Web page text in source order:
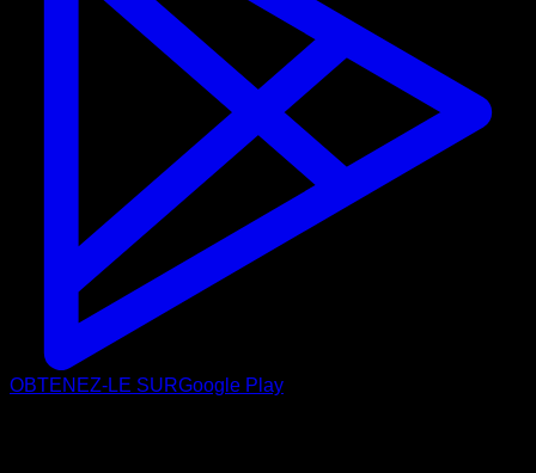
OBTENEZ-LE SURGoogle Play